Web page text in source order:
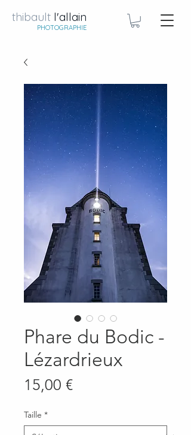
thibault l'allain
PHOTOGRAPHIE
Phare du Bodic -
Lézardrieux
15,00 €Prix
Taille *